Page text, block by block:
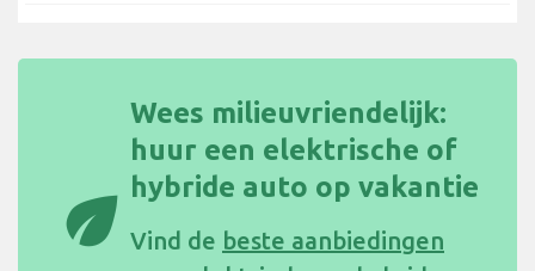
eco
Wees milieuvriendelijk:
huur een elektrische of
hybride auto op vakantie
Vind de beste aanbiedingen